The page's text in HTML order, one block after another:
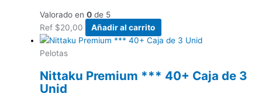
Valorado en 0 de 5
Ref $20,00 Añadir al carrito
Pelotas
Nittaku Premium *** 40+ Caja de 3
Unid